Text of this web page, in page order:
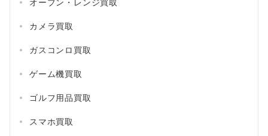
オーブン・レンジ買取
カメラ買取
ガスコンロ買取
ゲーム機買取
ゴルフ用品買取
スマホ買取